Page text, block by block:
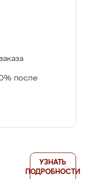
после
УЗНАТЬ
ПОДРОБНОСТИ